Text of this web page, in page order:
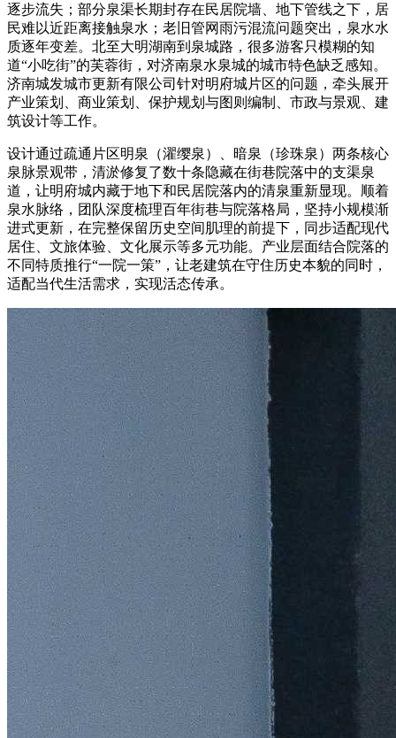
逐步流失；部分泉渠长期封存在民居院墙、地下管线之下，居
民难以近距离接触泉水；老旧管网雨污混流问题突出，泉水水
质逐年变差。北至大明湖南到泉城路，很多游客只模糊的知
道“小吃街”的芙蓉街，对济南泉水泉城的城市特色缺乏感知。
济南城发城市更新有限公司针对明府城片区的问题，牵头展开
产业策划、商业策划、保护规划与图则编制、市政与景观、建
筑设计等工作。
设计通过疏通片区明泉（濯缨泉）、暗泉（珍珠泉）两条核心
泉脉景观带，清淤修复了数十条隐藏在街巷院落中的支渠泉
道，让明府城内藏于地下和民居院落内的清泉重新显现。顺着
泉水脉络，团队深度梳理百年街巷与院落格局，坚持小规模渐
进式更新，在完整保留历史空间肌理的前提下，同步适配现代
居住、文旅体验、文化展示等多元功能。产业层面结合院落的
不同特质推行“一院一策”，让老建筑在守住历史本貌的同时，
适配当代生活需求，实现活态传承。